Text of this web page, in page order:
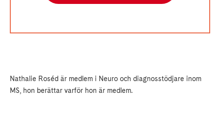
Nathalie Roséd är medlem i Neuro och diagnosstödjare inom
MS, hon berättar varför hon är medlem.